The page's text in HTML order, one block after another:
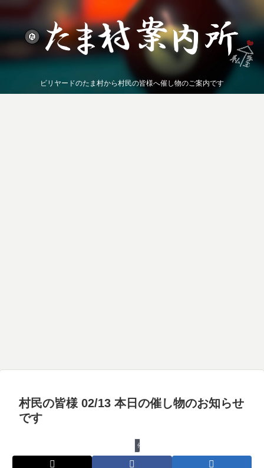
ビリヤードのたま村から村民の皆様へ催し物のご案内です
村民の皆様 02/13 本日の催し物のお知らせ
です
催し物